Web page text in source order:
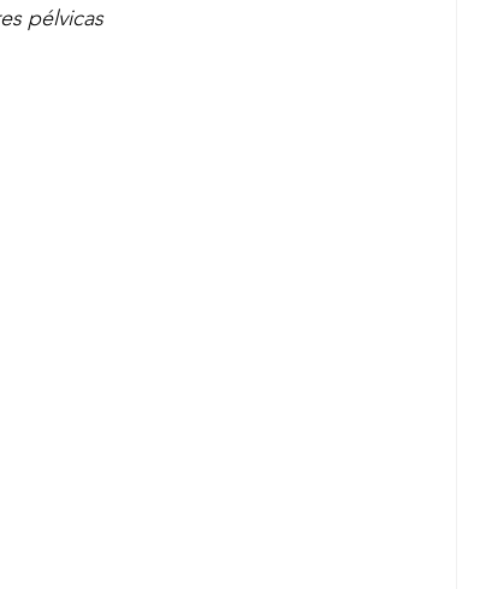
pélvicas